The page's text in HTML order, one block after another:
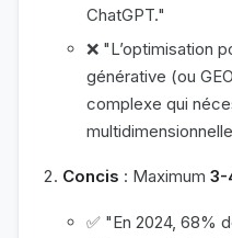
ChatGPT."
❌ "L’optimisation
générative (ou
complexe qui
Concis : Maximum 3-
✅ "En 2024, 68%